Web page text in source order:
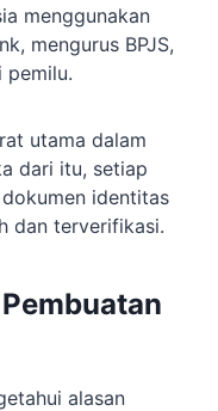
menggunakan
mengurus BPJS,
pemilu.
utama dalam
dari itu, setiap
identitas
dan terverifikasi.
alasan